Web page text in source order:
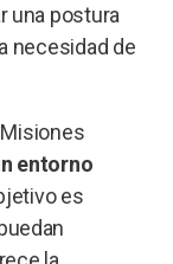
una postura
necesidad de
entorno
es